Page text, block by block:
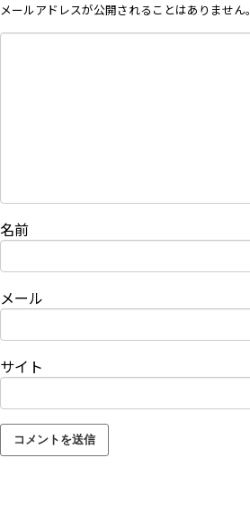
メールアドレスが公開されることはありません。
名前
メール
サイト